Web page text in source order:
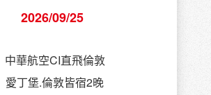
2026/09/25
中華航空CI直飛倫敦
愛丁堡.倫敦皆宿2晚